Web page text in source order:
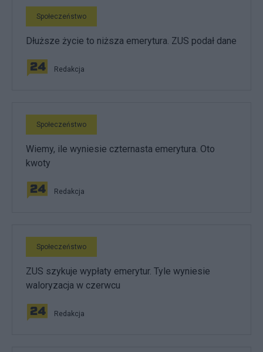
Społeczeństwo
Dłuższe życie to niższa emerytura. ZUS podał dane
Redakcja
Społeczeństwo
Wiemy, ile wyniesie czternasta emerytura. Oto
kwoty
Redakcja
Społeczeństwo
ZUS szykuje wypłaty emerytur. Tyle wyniesie
waloryzacja w czerwcu
Redakcja